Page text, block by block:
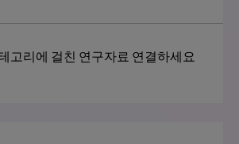
고리에 걸친 연구자료 연결하세요